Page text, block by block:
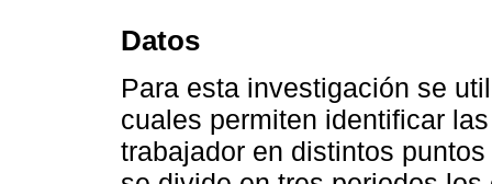
Datos
Para esta investigación se
cuales permiten identificar
trabajador en distintos